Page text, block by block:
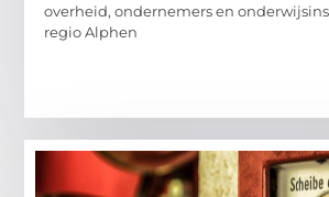
overheid, ondernemers en
regio Alphen